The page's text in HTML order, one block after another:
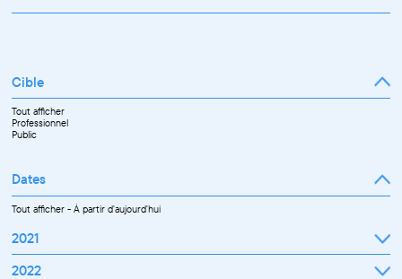
Cible
Tout afficher
Professionnel
Public
Dates
Tout afficher-À partir d'aujourd'hui
2021
Septembre
2022